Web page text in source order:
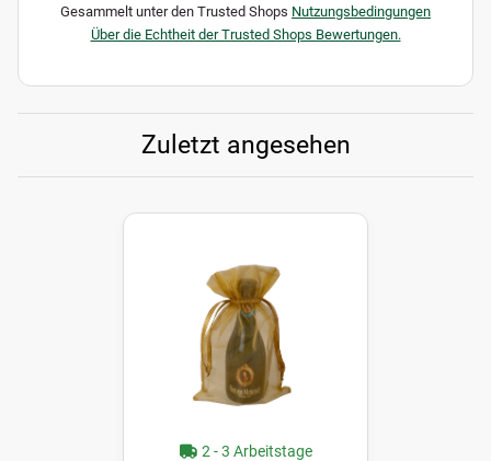
Gesammelt unter den Trusted Shops Nutzungsbedingungen
Über die Echtheit der Trusted Shops Bewertungen.
Zuletzt angesehen
2 - 3 Arbeitstage